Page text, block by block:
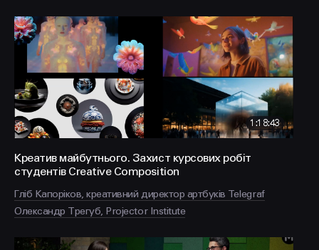
1:18:43
Креатив майбутнього. Захист курсових робіт
студентів Creative Composition
Гліб Капоріков, креативний директор артбуків Telegraf
Олександр Трегуб, Projector Institute